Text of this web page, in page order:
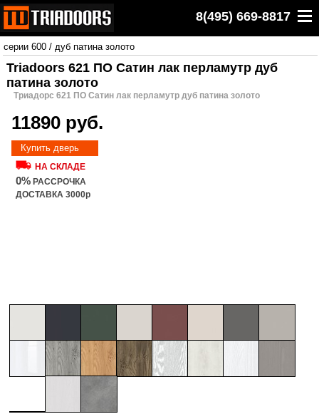
8(495) 669-8817
серии 600 / дуб патина золото
Triadoors 621 ПО Сатин лак перламутр дуб
патина золото
Триадорс 621 ПО Сатин лак перламутр дуб патина золото
11890 руб.
Купить дверь
НА СКЛАДЕ
0% РАССРОЧКА
ДОСТАВКА 3000р